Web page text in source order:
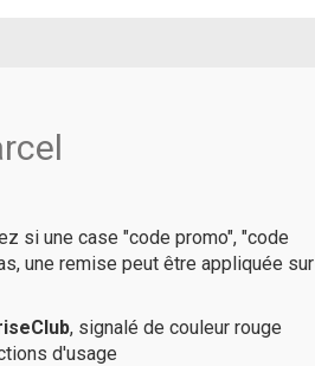
si une case "code promo", "code
une remise peut être appliquée sur
, signalé de couleur rouge
d'usage